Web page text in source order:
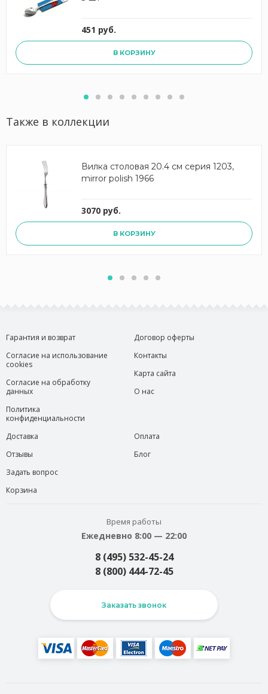
451 руб.
В КОРЗИНУ
Также в коллекции
Вилка столовая 20.4 см серия 1203,
mirror polish 1966
3070 руб.
В КОРЗИНУ
Гарантия и возврат
Согласие на использование
cookies
Согласие на обработку
данных
Политика
конфиденциальности
Договор оферты
Контакты
Карта сайта
О нас
Доставка
Отзывы
Задать вопрос
Корзина
Оплата
Блог
Время работы
Ежедневно 8:00 — 22:00
8 (495) 532-45-24
8 (800) 444-72-45
Заказать звонок